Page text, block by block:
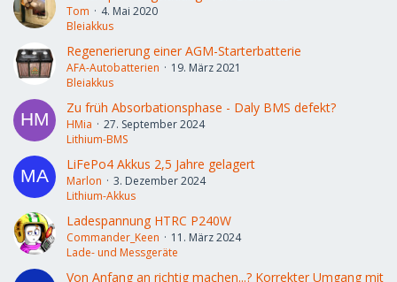
Tom
4. Mai 2020
Bleiakkus
Regenerierung einer AGM-Starterbatterie
AFA-Autobatterien
19. März 2021
Bleiakkus
Zu früh Absorbationsphase - Daly BMS defekt?
HMia
27. September 2024
Lithium-BMS
LiFePo4 Akkus 2,5 Jahre gelagert
Marlon
3. Dezember 2024
Lithium-Akkus
Ladespannung HTRC P240W
Commander_Keen
11. März 2024
Lade- und Messgeräte
Von Anfang an richtig machen...? Korrekter Umgang mit